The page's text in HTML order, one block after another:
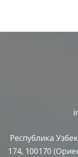
Республика
174, 100170